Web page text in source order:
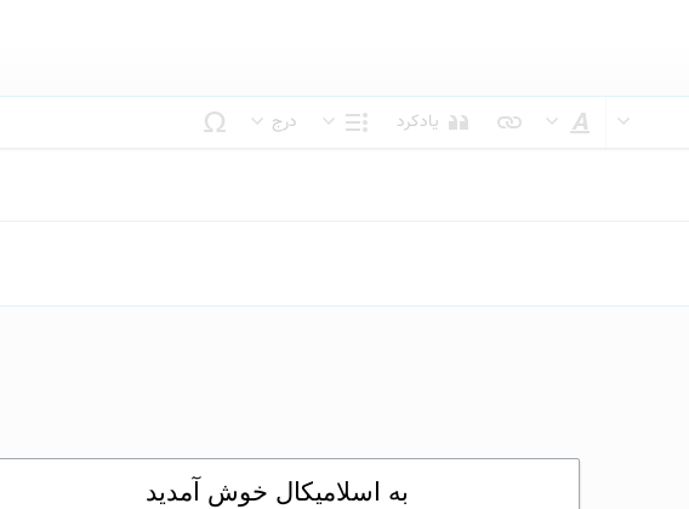
یادکرد
درج
به اسلامیکال خوش آمدید